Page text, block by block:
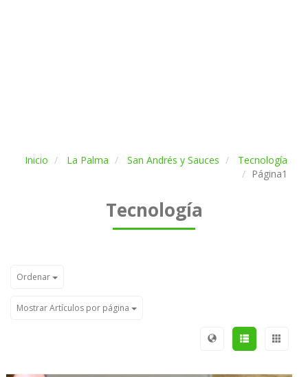
Inicio La Palma San Andrés y Sauces
Tecnología
Página1
Tecnología
Ordenar
Mostrar Artículos por página